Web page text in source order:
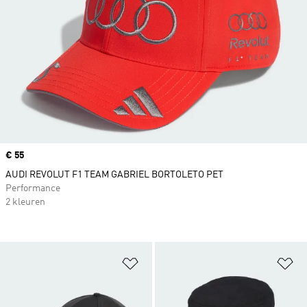
Price
€ 55
AUDI REVOLUT F1 TEAM GABRIEL BORTOLETO PET
Performance
2 kleuren